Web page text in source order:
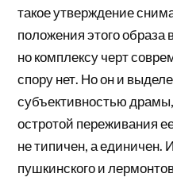
такое утверждение
положения этого
но комплексу черт
спору нет. Но он и
субъективностью
остротой переживания
не типичен, а единичен.
пушкинского и